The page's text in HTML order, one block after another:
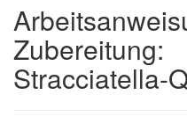
Zubereitung:
Stracciatella-